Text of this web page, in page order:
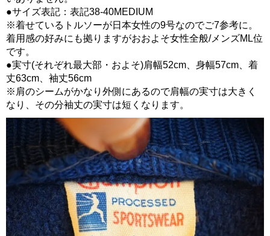
●サイズ表記：表記38-40MEDIUM
※着せているトルソーが日本女性の9号なのでご7参考に。
着用感の好みにも拠りますがおおよそ女性全般/メンズML位
です。
●実寸(それぞれ最大部・およそ)肩幅52cm、身幅57cm、着
丈63cm、袖丈56cm
※肩のシームがかなり外側にあるので肩幅の実寸は大きく
なり、その分袖丈の実寸は短くなります。